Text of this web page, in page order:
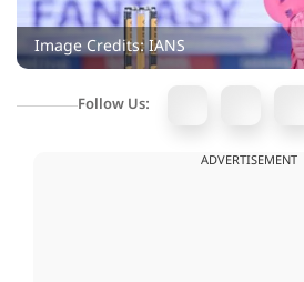
Image Credits: IANS
Follow Us:
ADVERTISEMENT